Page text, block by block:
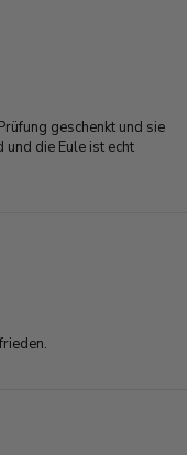
geschenkt und sie
die Eule ist echt